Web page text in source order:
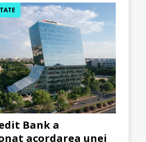
Bank a
acordarea unei